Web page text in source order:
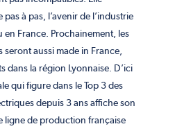
à pas, l’avenir de l’industrie
en France. Prochainement, les
aussi made in France,
dans la région Lyonnaise. D’ici
qui figure dans le Top 3 des
depuis 3 ans affiche son
ligne de production française